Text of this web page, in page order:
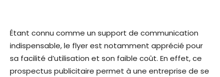
Étant connu comme un support de communication
indispensable, le flyer est notamment apprécié pour
sa facilité d’utilisation et son faible coût. En effet, ce
prospectus publicitaire permet à une entreprise de se